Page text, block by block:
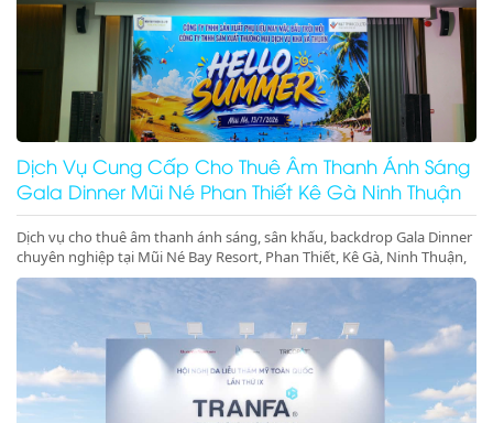
Dịch Vụ Cung Cấp Cho Thuê Âm Thanh Ánh Sáng
Gala Dinner Mũi Né Phan Thiết Kê Gà Ninh Thuận
Dịch vụ cho thuê âm thanh ánh sáng, sân khấu, backdrop Gala Dinner
chuyên nghiệp tại Mũi Né Bay Resort, Phan Thiết, Kê Gà, Ninh Thuận,
Ninh Chữ, Vĩnh Hy. Thiết bị hiện đại, giá cực tốt. Gọi ngay!